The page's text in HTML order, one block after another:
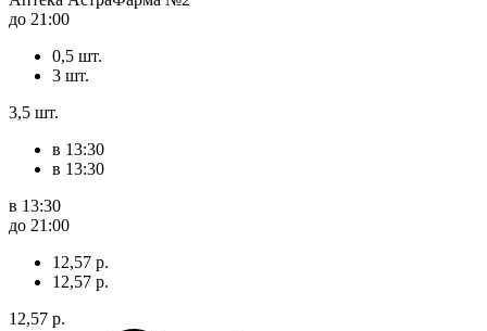
до 21:00
0,5 шт.
3 шт.
3,5 шт.
в 13:30
в 13:30
в 13:30
до 21:00
12,57 р.
12,57 р.
12,57 р.